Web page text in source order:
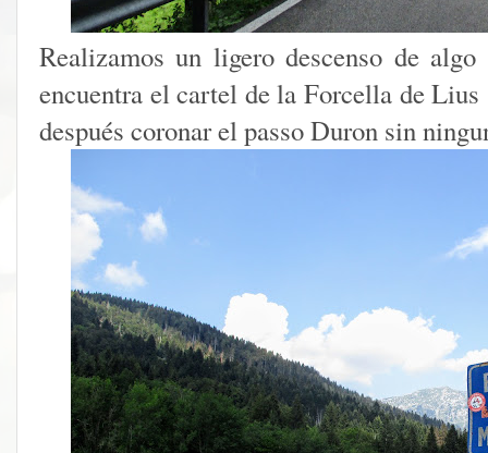
Realizamos un ligero descenso de
encuentra el cartel de la Forcella de
después coronar el passo Duron sin